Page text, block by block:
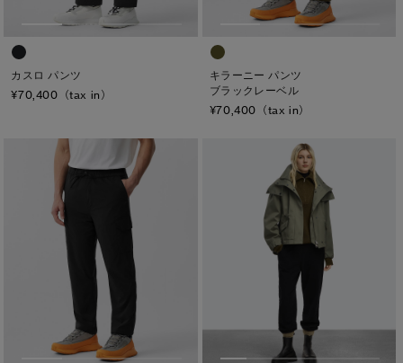
カスロ パンツ
¥70,400（tax in）
キラーニー パンツ
ブラックレーベル
¥70,400（tax in）